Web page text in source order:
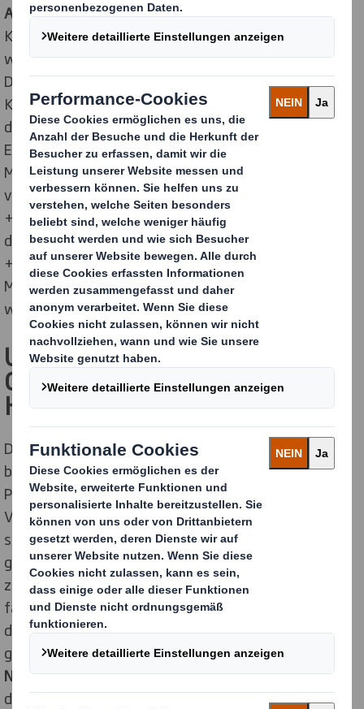
Aktuelle Umfragedatenvon DS Smith mit
Konsumenten und Online-Händlern bestätigen die
weiter wachsende Bedeutung des Onlinehandels in
Deutschland. Im Schnitt erhielten die befragten
Konsumenten ein Paket pro Woche, was sich gut mit
den Zahlen des Bundesverbands Paket und
Expresslogistik deckt, der für das Jahr 2021 4,51
Milliarden Kurier-, Express- und Paketsendungen
verzeichnete. Dies entspricht einem Wachstum von
+11,2 % gegenüber dem Vorjahr 2020. Insbesondere
die Lieferungen an private Verbraucher nahmen um
+16,6 % zu – ein Ergebnis, das getrieben von den
Maßnahmen zur Bekämpfung der Covid-19-Pandemie
war.
Unpassende Verpackung als
Gefahr für die Reputation von
Händlern
Der Verpackungkommt dabei eine große Bedeutung
bei. Sie ist nicht nur dererste Kontaktpunkteines
Produkts mit dem Online-Käufer. Auf die Frage, was
Verbraucher beim Online-Einkauf an der Verpackung
stört, ist eineübermäßige Größedas am häufigsten
genannte Problem (57 %). Für 76 % der Befragten ist
zu große Verpackung grundsätzlich ein Problem. Dies
fällt negativ auf den Verkäufer zurück. Immerhin 56 %
der Befragten stimmten der Aussage zu, dass sie zu
große Verpackungenam Einsatz der Marke für
Nachhaltigkeit zweifeln lasse. 26 % gaben an, in
diesem Fall enttäuscht vom Händler zu sein.